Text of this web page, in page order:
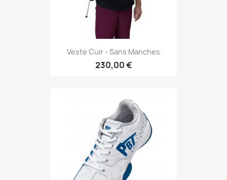
Veste Cuir - Sans Manches
230,00 €